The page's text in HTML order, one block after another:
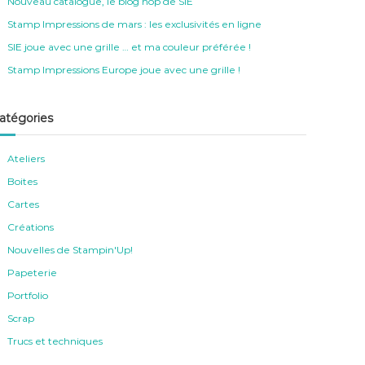
Stamp Impressions de mars : les exclusivités en ligne
SIE joue avec une grille … et ma couleur préférée !
Stamp Impressions Europe joue avec une grille !
Ateliers
Boites
Cartes
Créations
Nouvelles de Stampin'Up!
Papeterie
Portfolio
Scrap
Trucs et techniques